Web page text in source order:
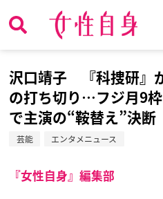
沢口靖子 『科捜研』
の打ち切り…フジ月9枠
で主演の“鞍替え”決断
芸能 エンタメニュース
『女性自身』編集部